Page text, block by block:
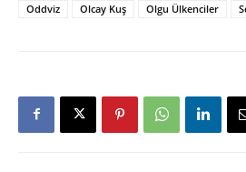
Oddviz
Olcay Kuş Olgu Ülkenciler